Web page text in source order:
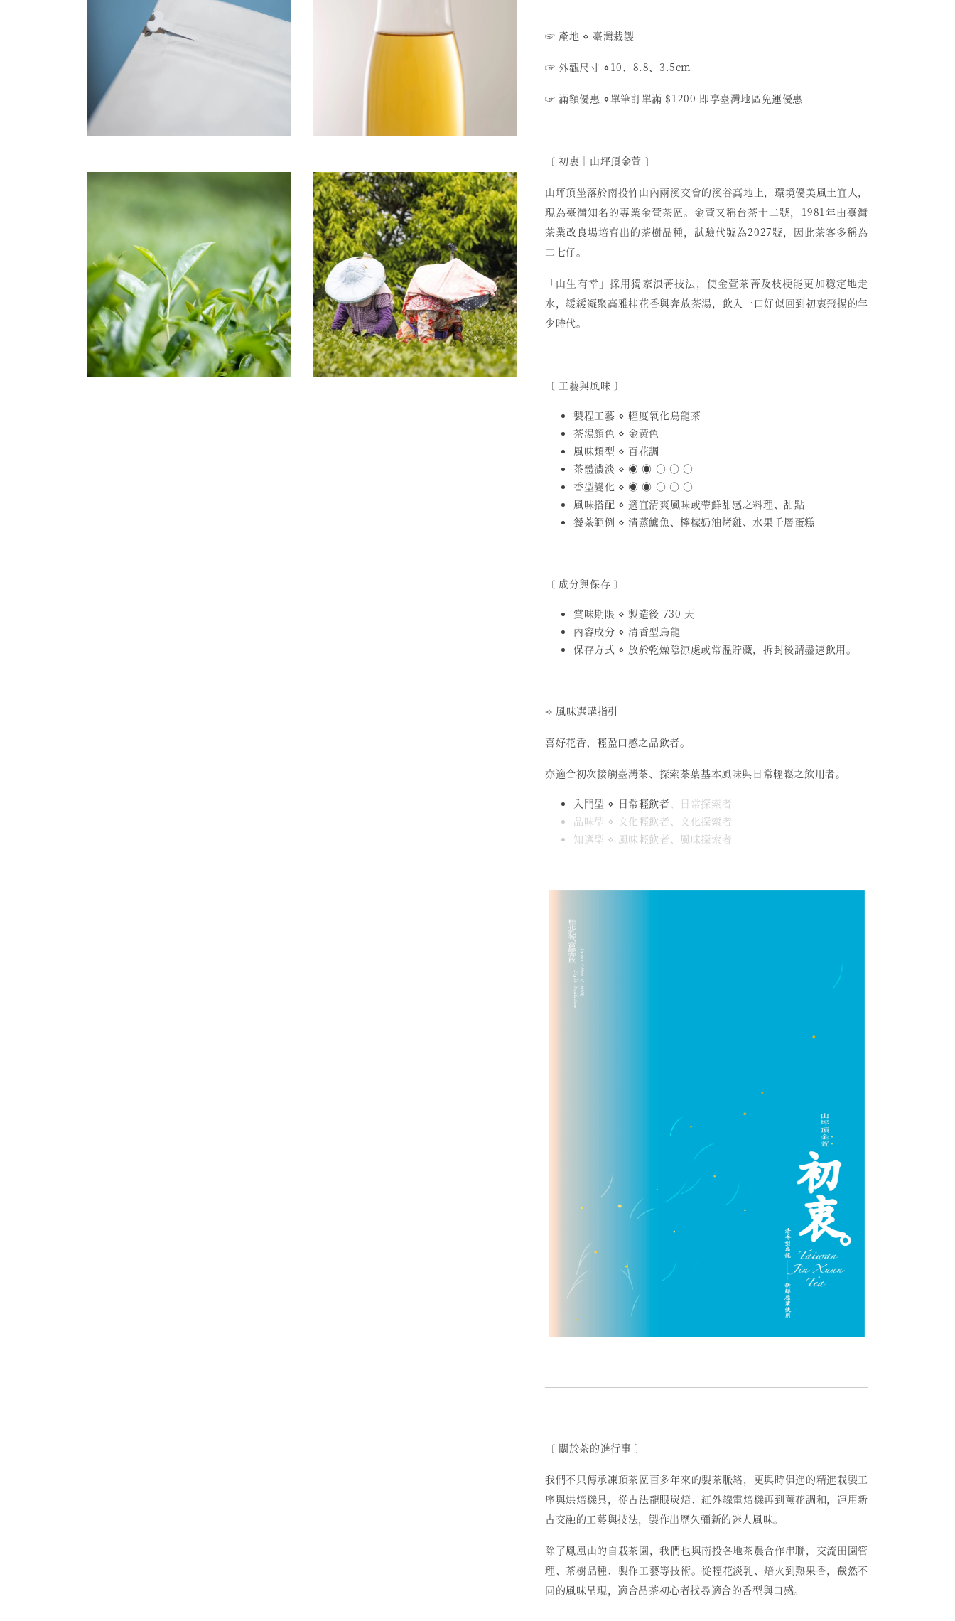
☞ 產地 ⋄ 臺灣栽製
☞ 外觀尺寸 ⋄10、8.8、3.5cm
☞ 滿額優惠 ⋄單筆訂單滿 $1200 即享臺灣地區免運優惠
〔 初衷︱山坪頂金萱 〕
山坪頂坐落於南投竹山內兩溪交會的溪谷高地上，環境優美風土宜人，
現為臺灣知名的專業金萱茶區。金萱又稱台茶十二號，1981年由臺灣
茶業改良場培育出的茶樹品種，試驗代號為2027號，因此茶客多稱為
二七仔。
「山生有幸」採用獨家浪菁技法，使金萱茶菁及枝梗能更加穩定地走
水，緩緩凝聚高雅桂花香與奔放茶湯，飲入一口好似回到初衷飛揚的年
少時代。
〔 工藝與風味 〕
製程工藝 ⋄ 輕度氧化烏龍茶
茶湯顏色 ⋄ 金黃色
風味類型 ⋄ 百花調
茶體濃淡 ⋄ ◉ ◉ ○ ○ ○
香型變化 ⋄ ◉ ◉ ○ ○ ○
風味搭配 ⋄ 適宜清爽風味或帶鮮甜感之料理、甜點
餐茶範例 ⋄ 清蒸鱸魚、檸檬奶油烤雞、水果千層蛋糕
〔 成分與保存 〕
賞味期限 ⋄ 製造後 730 天
內容成分 ⋄ 清香型烏龍
保存方式 ⋄ 放於乾燥陰涼處或常溫貯藏，拆封後請盡速飲用。
⟢ 風味選購指引
喜好花香、輕盈口感之品飲者。
亦適合初次接觸臺灣茶、探索茶葉基本風味與日常輕鬆之飲用者。
入門型 ⋄ 日常輕飲者、日常探索者
品味型 ⋄ 文化輕飲者、文化探索者
知選型 ⋄ 風味輕飲者、風味探索者
〔 關於茶的進行事 〕
我們不只傳承凍頂茶區百多年來的製茶脈絡，更與時俱進的精進栽製工
序與烘焙機具，從古法龍眼炭焙、紅外線電焙機再到薰花調和，運用新
古交融的工藝與技法，製作出歷久彌新的迷人風味。
除了鳳凰山的自栽茶園，我們也與南投各地茶農合作串聯，交流田園管
理、茶樹品種、製作工藝等技術。從輕花淡乳、焙火到熟果香，截然不
同的風味呈現，適合品茶初心者找尋適合的香型與口感。